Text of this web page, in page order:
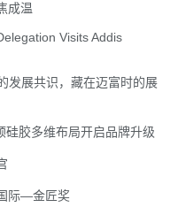
成温
Visits Addis
发展共识，藏在迈富时的展
硅胶多维布局开启品牌升级
际—金匠奖